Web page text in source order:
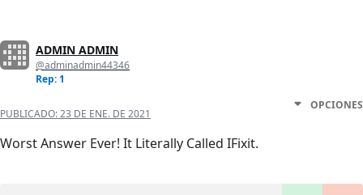
ADMIN ADMIN
@adminadmin44346
Rep: 1
PUBLICADO:23 DE ENE. DE 2021
OPCIONES
Worst Answer Ever! It Literally Called IFixit.